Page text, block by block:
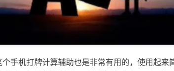
手机打牌计算辅助也是非常有用的，使用起来